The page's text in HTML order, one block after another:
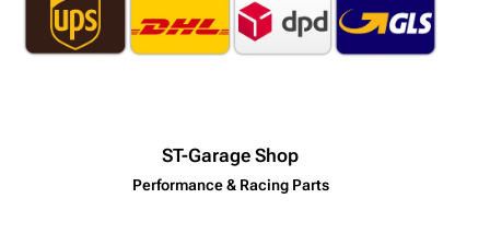
ST-Garage Shop
Performance & Racing Parts